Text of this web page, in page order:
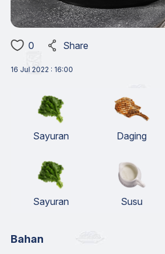
0 Share
16 Jul 2022 : 16:00
Sayuran Daging
Sayuran Susu
Bahan